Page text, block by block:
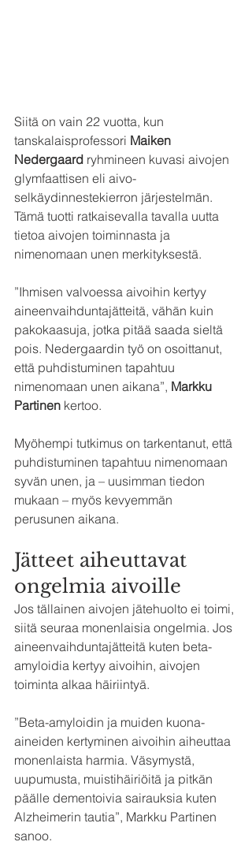
Siitä on vain 22 vuotta, kun
tanskalaisprofessori Maiken
Nedergaard ryhmineen kuvasi aivojen
glymfaattisen eli aivo-
selkäydinnestekierron järjestelmän.
Tämä tuotti ratkaisevalla tavalla uutta
tietoa aivojen toiminnasta ja
nimenomaan unen merkityksestä.
”Ihmisen valvoessa aivoihin kertyy
aineenvaihduntajätteitä, vähän kuin
pakokaasuja, jotka pitää saada sieltä
pois. Nedergaardin työ on osoittanut,
että puhdistuminen tapahtuu
nimenomaan unen aikana”, Markku
Partinen kertoo.
Myöhempi tutkimus on tarkentanut, että
puhdistuminen tapahtuu nimenomaan
syvän unen, ja – uusimman tiedon
mukaan – myös kevyemmän
perusunen aikana.
Jätteet aiheuttavat
ongelmia aivoille
Jos tällainen aivojen jätehuolto ei toimi,
siitä seuraa monenlaisia ongelmia. Jos
aineenvaihduntajätteitä kuten beta-
amyloidia kertyy aivoihin, aivojen
toiminta alkaa häiriintyä.
”Beta-amyloidin ja muiden kuona-
aineiden kertyminen aivoihin aiheuttaa
monenlaista harmia. Väsymystä,
uupumusta, muistihäiriöitä ja pitkän
päälle dementoivia sairauksia kuten
Alzheimerin tautia”, Markku Partinen
sanoo.